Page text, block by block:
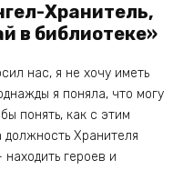
Хранитель,
в библиотеке»
нас, я не хочу иметь
я поняла, что могу
понять, как с этим
должность Хранителя
героев и